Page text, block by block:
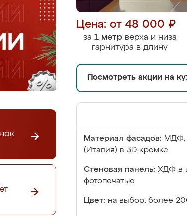
Цена: от 48 000 ₽
за 1 метрверха и низа
гарнитура в длину
Посмотреть акции на
Материал фасадов: МДФ,
(Италия) в 3D-кромке
Стеновая панель: ХДФ в
фотопечатью
Цвет: на выбор, более